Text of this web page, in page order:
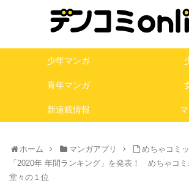
少年マンガ
青年マンガ
新連載情報
ホーム マンガアプリ
めちゃコミ
「2020年 年間ランキング」を発表！ めちゃコ
堂々の１位